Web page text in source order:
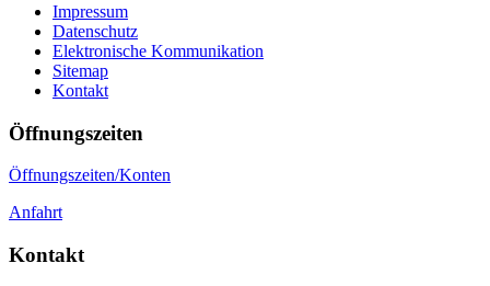
Impressum
Datenschutz
Elektronische Kommunikation
Sitemap
Kontakt
Öffnungszeiten
Öffnungszeiten/Konten
Anfahrt
Kontakt